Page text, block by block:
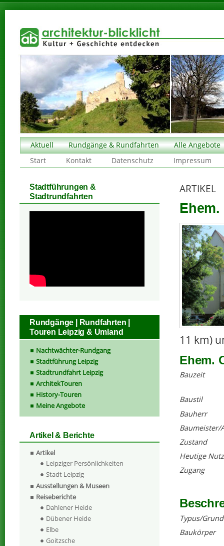
Aktuell Rundgänge & Rundfahrten
Alle Angebote
Start
Kontakt Datenschutz Impressum
ARTIKEL
11 km)
Ehem.
Bauzeit
Baustil
Bauherr
Baumeister/
Zustand
Heutige
Zugang
Typus/
Baukörper
Stadtführungen &
Stadtrundfahrten
Rundgänge | Rundfahrten |
Touren Leipzig & Umland
Nachtwächter-Rundgang
Stadtführung Leipzig
Stadtrundfahrt Leipzig
ArchitekTouren
History-Touren
Meine Angebote
Artikel & Berichte
Artikel
Leipziger Persönlichkeiten
Stadt Leipzig
Ausstellungen & Museen
Reiseberichte
Dahlener Heide
Dübener Heide
Elbe
Goitzsche